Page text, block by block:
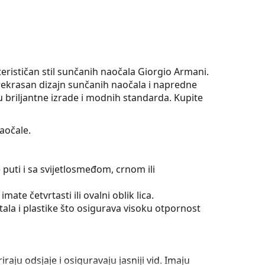
stil sunčanih naočala Giorgio Armani.
dizajn sunčanih naočala i napredne
izrade i modnih standarda. Kupite
i sa svijetlosmeđom, crnom ili
četvrtasti ili ovalni oblik lica.
i plastike što osigurava visoku otpornost
odsjaje i osiguravaju jasniji vid. Imaju